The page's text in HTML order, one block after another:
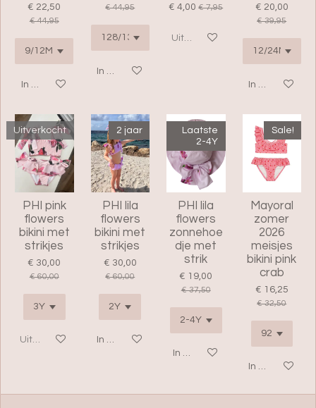
€ 22,50
€ 44,95
In winkelwagen
€ 44,95
In winkelwagen
€ 4,00 € 7,95
Uitverkocht
€ 20,00
€ 39,95
In
Uitverkocht
PHI pink
flowers
bikini met
strikjes
€ 30,00
€ 60,00
Uitverkocht
2 jaar
PHI lila
flowers
bikini met
strikjes
€ 30,00
€ 60,00
In winkelwagen
Laatste
2-4Y
PHI lila
flowers
zonnehoe
dje met
strik
€ 19,00
€ 37,50
In winkelwagen
Sale!
Mayoral
zomer
2026
meisjes
bikini pink
crab
€ 16,25
€ 32,50
In